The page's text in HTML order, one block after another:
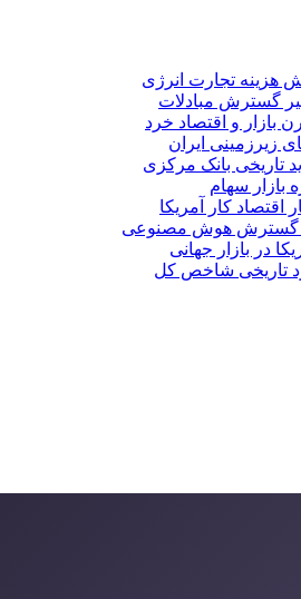
هزینه تجارت انرژی
گسترش مبادلات
بازار و اقتصاد خرد
تاریخی بانک مرکزی
بازار سهام
اقتصاد کار آمریکا
گسترش هوش مصنوعی
در بازار جهانی
تاریخی شاخص کل